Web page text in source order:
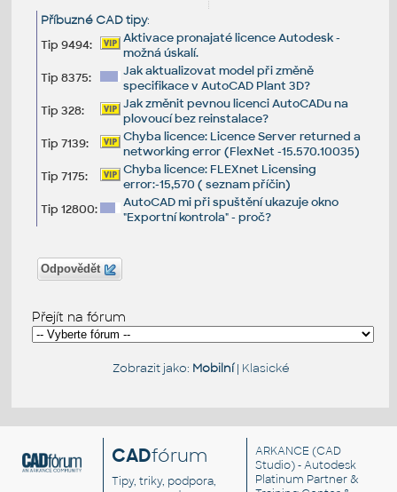
Příbuzné CAD tipy:
Tip 9494:
Aktivace pronajaté licence Autodesk -
možná úskalí.
Tip 8375:
Jak aktualizovat model při změně
specifikace v AutoCAD Plant 3D?
Tip 328:
Jak změnit pevnou licenci AutoCADu na
plovoucí bez reinstalace?
Tip 7139:
Chyba licence: Licence Server returned a
networking error (FlexNet -15.570.10035)
Tip 7175:
Chyba licence: FLEXnet Licensing
error:-15,570 ( seznam příčin)
Tip 12800:
AutoCAD mi při spuštění ukazuje okno
"Exportní kontrola" - proč?
Odpovědět
Přejít na fórum
Zobrazit jako: Mobilní| Klasické
CADfórum
Tipy, triky, podpora,
ARKANCE (CAD
Studio) - Autodesk
Platinum Partner &